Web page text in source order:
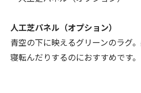
人工芝パネル（オプション）
青空の下に映えるグリーンのラグ
寝転んだりするのにおすすめです。